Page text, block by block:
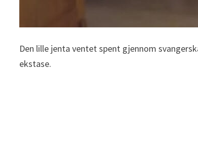
Den lille jenta ventet spent gjennom
ekstase.